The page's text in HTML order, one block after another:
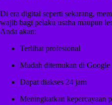
Di era digital seperti sekarang,
wajib bagi pelaku usaha maupun
Anda akan:
Terlihat profesional
Mudah ditemukan di Google
Dapat diakses 24 jam
Meningkatkan kepercayaan